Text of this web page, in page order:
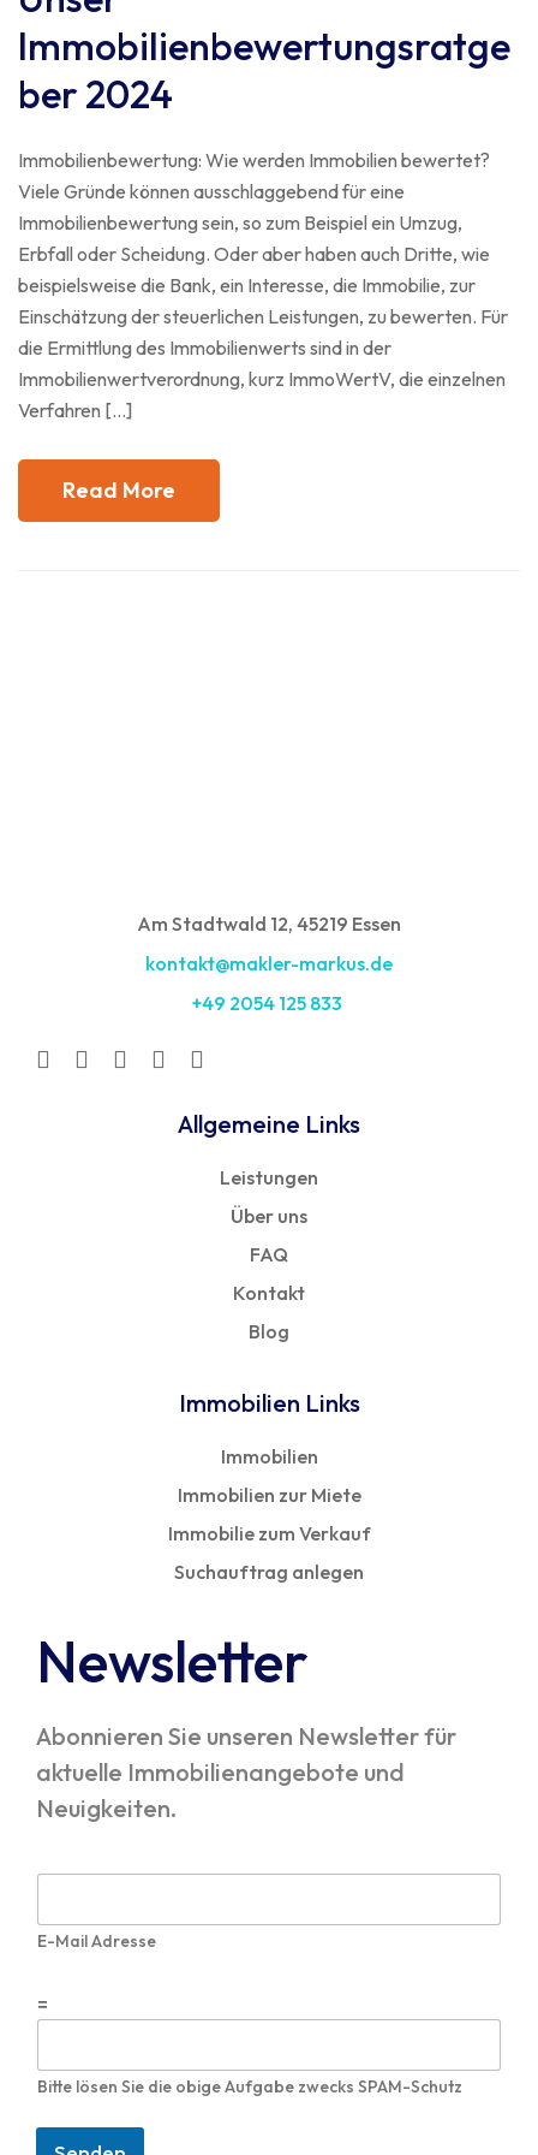
Immobilienbewertungsratge
ber 2024
Immobilienbewertung: Wie werden Immobilien bewertet?
Viele Gründe können ausschlaggebend für eine
Immobilienbewertung sein, so zum Beispiel ein Umzug,
Erbfall oder Scheidung. Oder aber haben auch Dritte, wie
beispielsweise die Bank, ein Interesse, die Immobilie, zur
Einschätzung der steuerlichen Leistungen, zu bewerten. Für
die Ermittlung des Immobilienwerts sind in der
Immobilienwertverordnung, kurz ImmoWertV, die einzelnen
Verfahren […]
Read More
Am Stadtwald 12, 45219 Essen
kontakt@makler-markus.de
+49 2054 125 833
Allgemeine Links
Leistungen
Über uns
FAQ
Kontakt
Blog
Immobilien Links
Immobilien
Immobilien zur Miete
Immobilie zum Verkauf
Suchauftrag anlegen
Newsletter
Abonnieren Sie unseren Newsletter für
aktuelle Immobilienangebote und
Neuigkeiten.
E
M
a
l
*
E-Mail Adresse
I
n
i
v
d
=
Bitte lösen Sie die obige Aufgabe zwecks SPAM-Schutz